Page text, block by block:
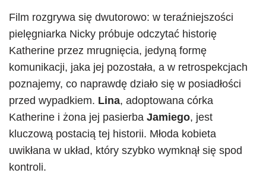
Film rozgrywa się dwutorowo: w teraźniejszości
pielęgniarka Nicky próbuje odczytać historię
Katherine przez mrugnięcia, jedyną formę
komunikacji, jaka jej pozostała, a w retrospekcjach
poznajemy, co naprawdę działo się w posiadłości
przed wypadkiem. Lina, adoptowana córka
Katherine i żona jej pasierba Jamiego, jest
kluczową postacią tej historii. Młoda kobieta
uwikłana w układ, który szybko wymknął się spod
kontroli.